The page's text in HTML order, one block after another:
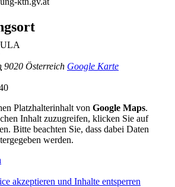
9020 Österreich Google Karte
Platzhalterinhalt von Google Maps.
Inhalt zuzugreifen, klicken Sie auf
Bitte beachten Sie, dass dabei Daten
werden.
akzeptieren und Inhalte entsperren